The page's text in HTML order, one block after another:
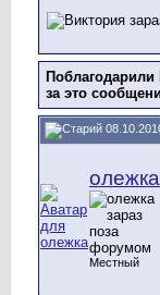
Поблагодарили
за это
олежка
Местный